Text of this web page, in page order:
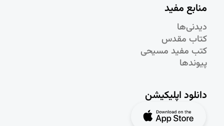
منابع مفید
دیدنی‌ها
کتاب مقدس
کتب مفید مسیحی
پیوندها
دانلود اپلیکیشن